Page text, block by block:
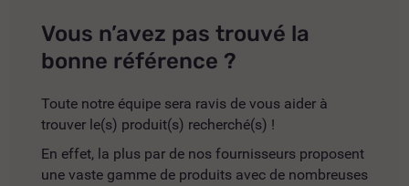
Vous n’avez pas trouvé la
bonne référence ?
Toute notre équipe sera ravis de vous aider à
trouver le(s) produit(s) recherché(s) !
En effet, la plus par de nos fournisseurs proposent
une vaste gamme de produits avec de nombreuses